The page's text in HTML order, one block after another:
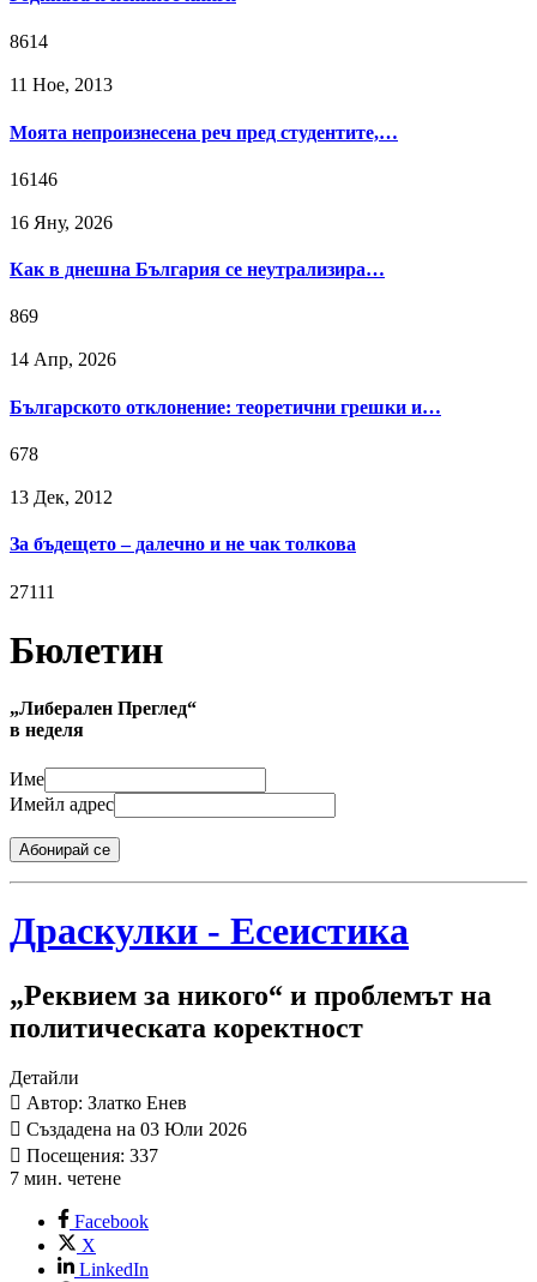
8614
11 Ное, 2013
Моята непроизнесена реч пред студентите,…
16146
16 Яну, 2026
Как в днешна България се неутрализира…
869
14 Апр, 2026
Българското отклонение: теоретични грешки и…
678
13 Дек, 2012
За бъдещето – далечно и не чак толкова
27111
Бюлетин
„Либерален Преглед“
в неделя
Име
Имейл адрес
Абонирай се
Драскулки - Есеистика
„Реквием за никого“ и проблемът на
политическата коректност
Детайли
Автор: Златко Енев
Създадена на 03 Юли 2026
Посещения: 337
7 мин. четене
Facebook
X
LinkedIn